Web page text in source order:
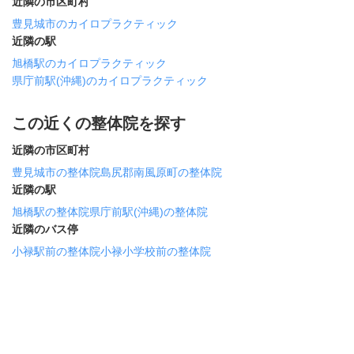
豊見城市のカイロプラクティック
近隣の駅
旭橋駅のカイロプラクティック
県庁前駅(沖縄)のカイロプラクティック
この近くの整体院を探す
近隣の市区町村
豊見城市の整体院島尻郡南風原町の整体院
近隣の駅
旭橋駅の整体院県庁前駅(沖縄)の整体院
近隣のバス停
小禄駅前の整体院小禄小学校前の整体院